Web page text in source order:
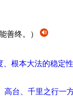
善终。）
根本大法的稳定
台、千里之行一